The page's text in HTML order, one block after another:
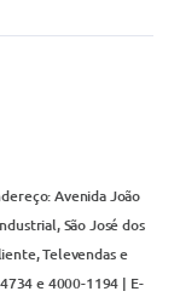
Avenida João
São José dos
Televendas e
e 4000-1194 | E-